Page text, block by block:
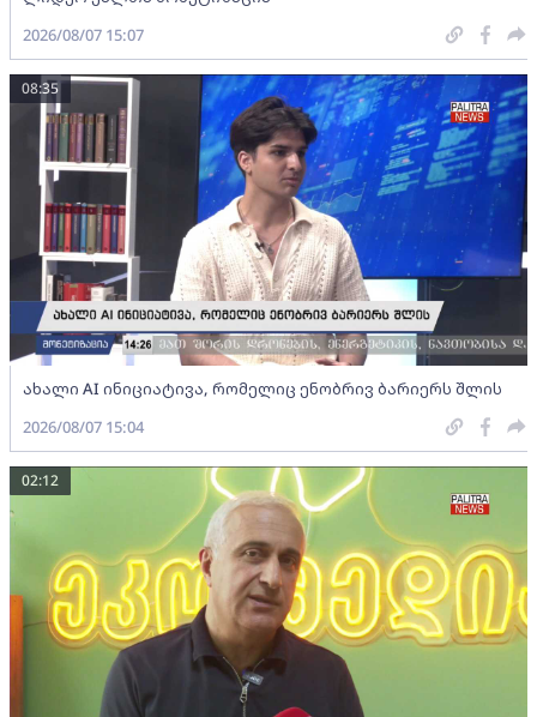
2026/08/07 15:07
ახალი AI ინიციატივა, რომელიც ენობრივ ბარიერს შლის
08:35
2026/08/07 15:04
02:12